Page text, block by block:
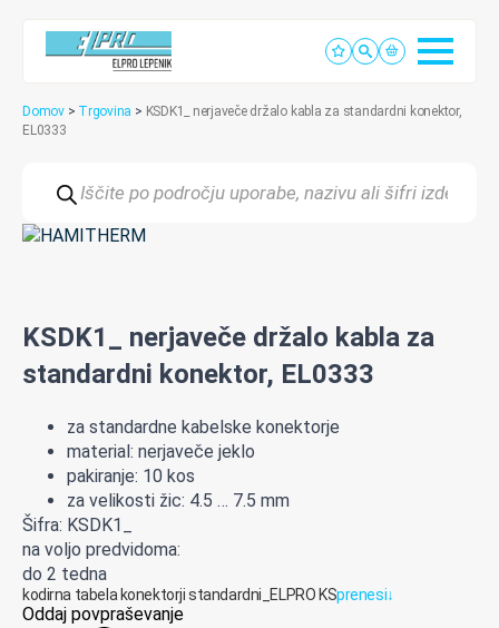
Domov > Trgovina > KSDK1_ nerjaveče držalo kabla za standardni konektor,
EL0333
search
KSDK1_ nerjaveče držalo kabla za
standardni konektor, EL0333
za standardne kabelske konektorje
material: nerjaveče jeklo
pakiranje: 10 kos
za velikosti žic: 4.5 … 7.5 mm
Šifra: KSDK1_
na voljo predvidoma:
do 2 tedna
kodirna tabela konektorji standardni_ELPRO KSprenesi↓
Oddaj povpraševanje